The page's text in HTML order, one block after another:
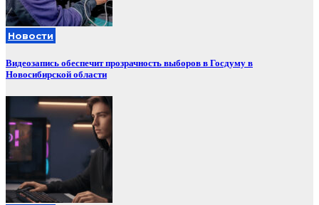
Новости
Видеозапись обеспечит прозрачность выборов в Госдуму в
Новосибирской области